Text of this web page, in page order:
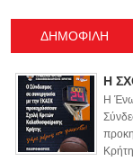
ΔΗΜΟΦΙΛΗ
Η
Η